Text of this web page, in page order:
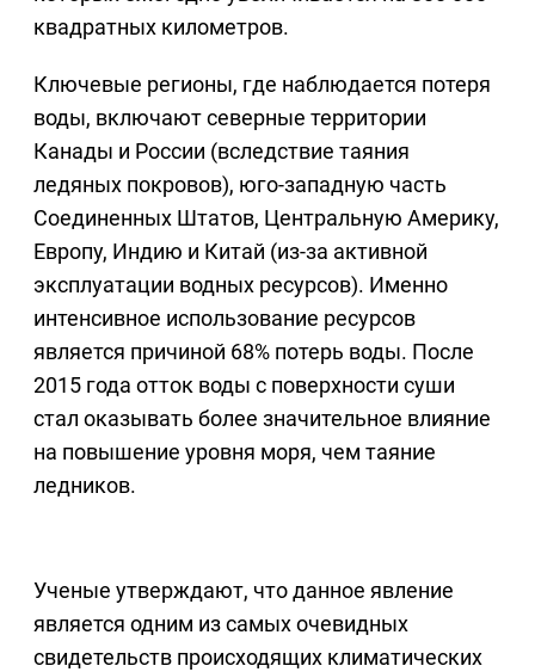
квадратных километров.
Ключевые регионы, где наблюдается потеря
воды, включают северные территории
Канады и России (вследствие таяния
ледяных покровов), юго-западную часть
Соединенных Штатов, Центральную Америку,
Европу, Индию и Китай (из-за активной
эксплуатации водных ресурсов). Именно
интенсивное использование ресурсов
является причиной 68% потерь воды. После
2015 года отток воды с поверхности суши
стал оказывать более значительное влияние
на повышение уровня моря, чем таяние
ледников.
Ученые утверждают, что данное явление
является одним из самых очевидных
свидетельств происходящих климатических